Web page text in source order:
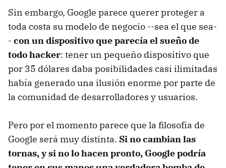
Sin embargo, Google parece querer proteger a
toda costa su modelo de negocio --sea el que sea-
- con un dispositivo que parecía el sueño de
todo hacker: tener un pequeño dispositivo que
por 35 dólares daba posibilidades casi ilimitadas
había generado una ilusión enorme por parte de
la comunidad de desarrolladores y usuarios.
Pero por el momento parece que la filosofía de
Google será muy distinta. Si no cambian las
tornas, y si no lo hacen pronto, Google podría